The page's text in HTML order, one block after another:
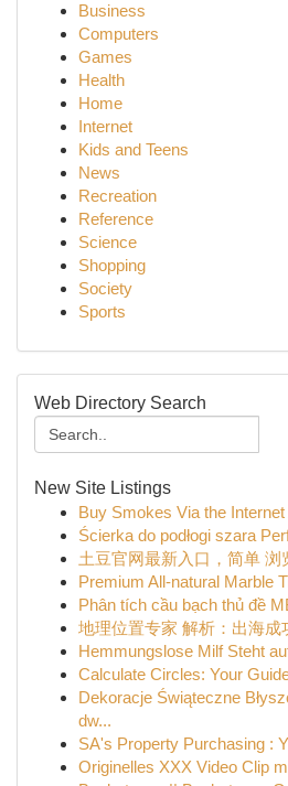
Business
Computers
Games
Health
Home
Internet
Kids and Teens
News
Recreation
Reference
Science
Shopping
Society
Sports
Web Directory Search
New Site Listings
Buy Smokes Via the
Ścierka do podłogi szara
土豆官网最新入口，简单 浏
Premium All-natural Marble
Phân tích cầu bạch thủ đề
地理位置专家 解析：出海成
Hemmungslose Milf Steht
Calculate Circles: Your
Dekoracje Świąteczne
dw...
SA's Property Purchasing :
Originelles XXX Video Clip